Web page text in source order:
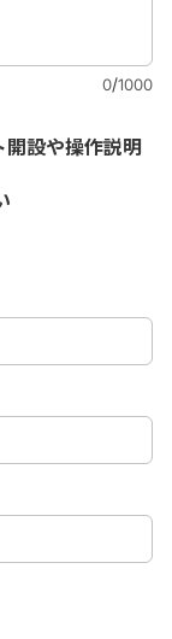
0/1000
開設や操作説明